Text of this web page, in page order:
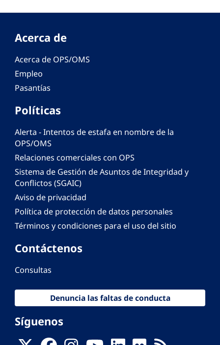
Acerca de
Acerca de OPS/OMS
Empleo
Pasantías
Políticas
Alerta - Intentos de estafa en nombre de la
OPS/OMS
Relaciones comerciales con OPS
Sistema de Gestión de Asuntos de Integridad y
Conflictos (SGAIC)
Aviso de privacidad
Política de protección de datos personales
Términos y condiciones para el uso del sitio
Contáctenos
Consultas
Denuncia las faltas de conducta
Síguenos